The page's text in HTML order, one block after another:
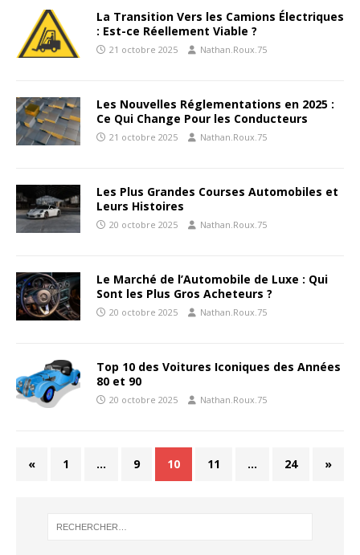
La Transition Vers les Camions Électriques
: Est-ce Réellement Viable ?
21 octobre 2025 Nathan.Roux.75
Les Nouvelles Réglementations en 2025 :
Ce Qui Change Pour les Conducteurs
21 octobre 2025 Nathan.Roux.75
Les Plus Grandes Courses Automobiles et
Leurs Histoires
20 octobre 2025 Nathan.Roux.75
Le Marché de l’Automobile de Luxe : Qui
Sont les Plus Gros Acheteurs ?
20 octobre 2025 Nathan.Roux.75
Top 10 des Voitures Iconiques des Années
80 et 90
20 octobre 2025 Nathan.Roux.75
« 1 … 9 10 11 … 24 »